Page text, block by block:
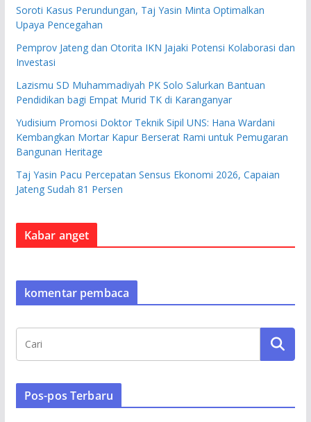
Soroti Kasus Perundungan, Taj Yasin Minta Optimalkan
Upaya Pencegahan
Pemprov Jateng dan Otorita IKN Jajaki Potensi Kolaborasi dan
Investasi
Lazismu SD Muhammadiyah PK Solo Salurkan Bantuan
Pendidikan bagi Empat Murid TK di Karanganyar
Yudisium Promosi Doktor Teknik Sipil UNS: Hana Wardani
Kembangkan Mortar Kapur Berserat Rami untuk Pemugaran
Bangunan Heritage
Taj Yasin Pacu Percepatan Sensus Ekonomi 2026, Capaian
Jateng Sudah 81 Persen
Kabar anget
komentar pembaca
Pos-pos Terbaru